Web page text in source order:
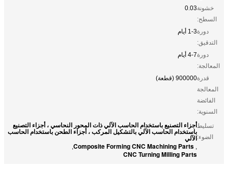
خشونة
السطح:
0.03
دورة
التدقيق:
1-3 أيام
دورة
المعالجة:
4-7 أيام
قدرة
المعالجة
الفائضة
السنوية:
900000 (قطعة)
تسليط
الضوء:
أجزاء التصنيع باستخدام الحاسب الآلي ذات المحور النحاسي ، أجزاء التصنيع
باستخدام الحاسب الآلي بالتشكيل المركب ، أجزاء الطحن باستخدام الحاسب
الآلي
,
Composite Forming CNC Machining Parts
,
CNC Turning Milling Parts